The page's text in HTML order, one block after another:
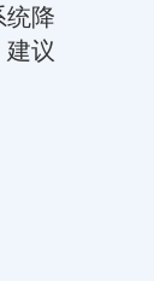
统降
议